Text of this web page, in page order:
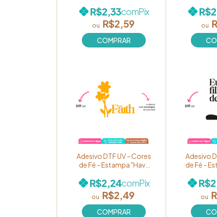
Estampa "Ele está no
barco. Não tema." Ref.
BM41
R$2,59
R$2,33comPix
formoso
Adesivo DTF UV - Cores
de Fé - Estampa "Have
137 (unidade)
R$2,49
R$2,24comPix
Adesivo
de Fé -
Ref.